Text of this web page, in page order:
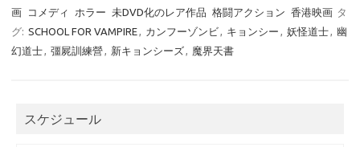
画
コメディ ホラー 未DVD化のレア作品 格闘アクション 香港映画 タ
グ: SCHOOL FOR VAMPIRE, カンフーゾンビ, キョンシー , 妖怪道士, 幽
幻道士, 彊屍訓練營, 新キョンシーズ, 魔界天書
スケジュール